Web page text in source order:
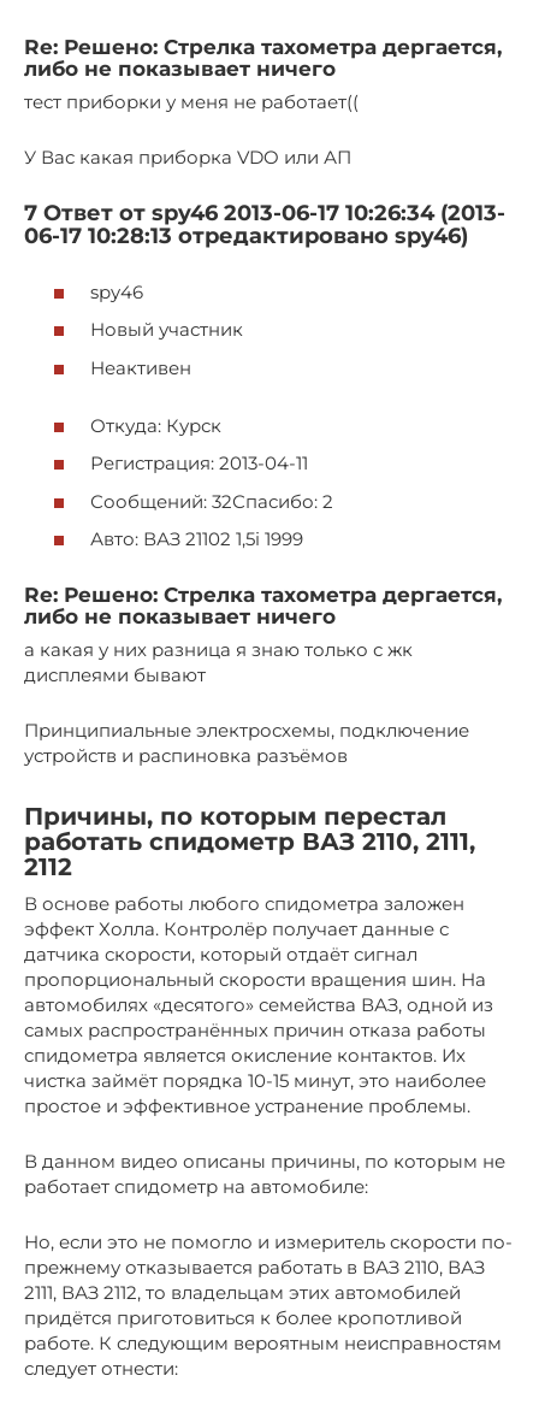
Re: Решено: Стрелка тахометра дергается,
либо не показывает ничего
тест приборки у меня не работает((
У Вас какая приборка VDO или АП
7 Ответ от spy46 2013-06-17 10:26:34 (2013-
06-17 10:28:13 отредактировано spy46)
spy46
Новый участник
Неактивен
Откуда: Курск
Регистрация: 2013-04-11
Сообщений: 32Спасибо: 2
Авто: ВАЗ 21102 1,5i 1999
Re: Решено: Стрелка тахометра дергается,
либо не показывает ничего
а какая у них разница я знаю только с жк
дисплеями бывают
Принципиальные электросхемы, подключение
устройств и распиновка разъёмов
Причины, по которым перестал
работать спидометр ВАЗ 2110, 2111,
2112
В основе работы любого спидометра заложен
эффект Холла. Контролёр получает данные с
датчика скорости, который отдаёт сигнал
пропорциональный скорости вращения шин. На
автомобилях «десятого» семейства ВАЗ, одной из
самых распространённых причин отказа работы
спидометра является окисление контактов. Их
чистка займёт порядка 10-15 минут, это наиболее
простое и эффективное устранение проблемы.
В данном видео описаны причины, по которым не
работает спидометр на автомобиле:
Но, если это не помогло и измеритель скорости по-
прежнему отказывается работать в ВАЗ 2110, ВАЗ
2111, ВАЗ 2112, то владельцам этих автомобилей
придётся приготовиться к более кропотливой
работе. К следующим вероятным неисправностям
следует отнести: